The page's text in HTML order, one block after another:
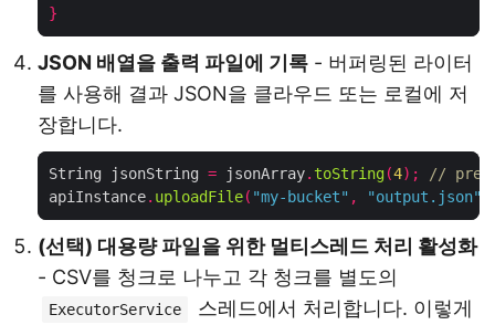
}
JSON 배열을 출력 파일에 기록 - 버퍼링된 라이터
를 사용해 결과 JSON을 클라우드 또는 로컬에 저
장합니다.
String jsonString = jsonArray. toString(4);
//
apiInstance. uploadFile( "my-bucket" , "output.json"
(선택) 대용량 파일을 위한 멀티스레드 처리 활성화
- CSV를 청크로 나누고 각 청크를 별도의
ExecutorService
스레드에서 처리합니다. 이렇게